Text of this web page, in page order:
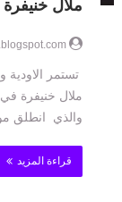
ملال
تستمر الاودية
ملال خنيفرة
والذي انطلق
قراءة المزيد